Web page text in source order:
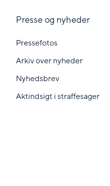
Presse og nyheder
Pressefotos
Arkiv over nyheder
Nyhedsbrev
Aktindsigt i straffesager